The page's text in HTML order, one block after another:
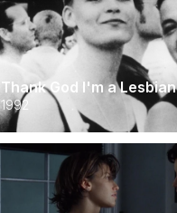
Thank God I'm a Lesbian
1992